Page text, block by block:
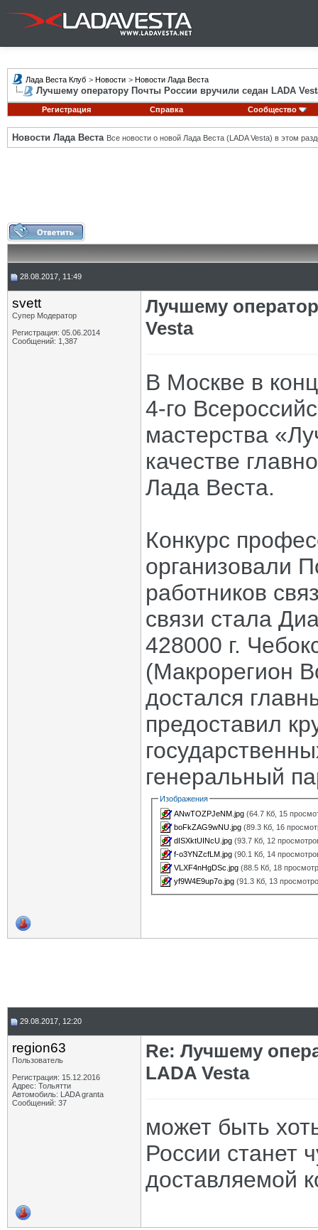
Лада Веста Клуб > Новости > Новости Лада Веста
Лучшему оператору Почты России вручили седан LADA
Регистрация Справка Сообщество
Новости Лада Веста Все новости о новой Лада Веста (LADA Vesta) в этом
28.08.2017, 11:49
svett
Супер Модератор
Регистрация: 05.06.2014
Сообщений: 1,387
Лучшему
Vesta
В Москве в
4-го
мастерства
качестве
Лада Веста.
Конкурс
организовали
работников
связи стала
428000 г.
(Макрорегион
достался
предоставил
генеральный
Изображения
ANwTOZPJeNM.jpg (64.7 Кб, 15
boFkZAG9wNU.jpg (89.3 Кб, 16
dISXktUINcU.jpg (93.7 Кб, 12
f-o3YNZcfLM.jpg (90.1 Кб, 14
VLXF4nHgDSc.jpg (88.5 Кб, 18
yf9W4E9up7o.jpg (91.3 Кб, 13
29.08.2017, 12:20
region63
Пользователь
Регистрация: 15.12.2016
Адрес: Тольятти
Автомобиль: LADA granta
Сообщений: 37
Re: Лучшему
LADA Vesta
может быть
России станет
доставляемой